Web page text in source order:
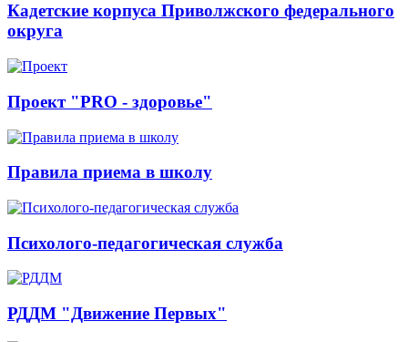
Кадетские корпуса Приволжского федерального
округа
Проект "PRO - здоровье"
Правила приема в школу
Психолого-педагогическая служба
РДДМ "Движение Первых"